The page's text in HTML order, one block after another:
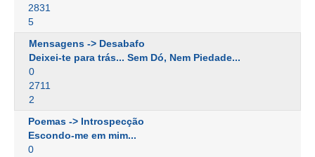
2831
5
Mensagens -> Desabafo
Deixei-te para trás... Sem Dó, Nem Piedade...
0
2711
2
Poemas -> Introspecção
Escondo-me em mim...
0